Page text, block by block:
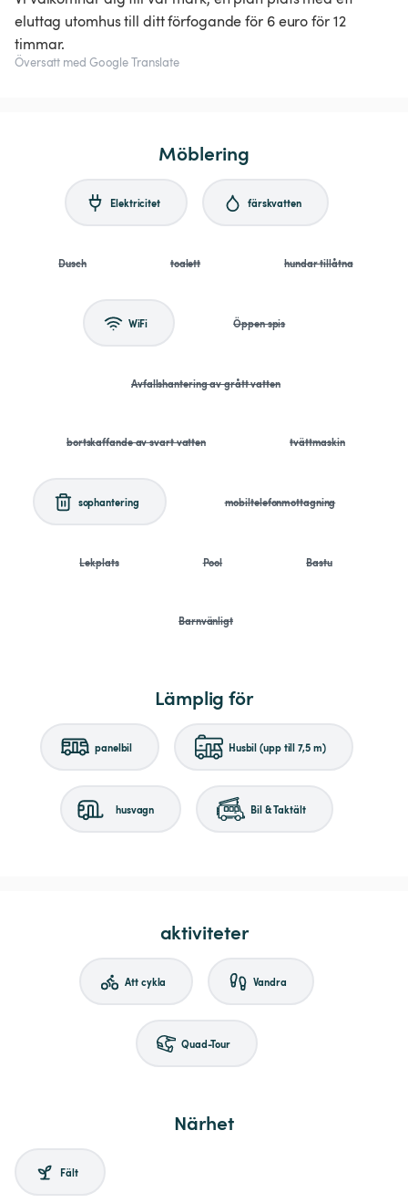
eluttag utomhus till ditt förfogande för 6 euro för 12
timmar.
Översatt med Google Translate
Möblering
Elektricitet färskvatten
Dusch toalett hundar tillåtna
WiFi Öppen spis
Avfallshantering av grått vatten
bortskaffande av svart vatten tvättmaskin
sophantering mobiltelefonmottagning
Lekplats Pool Bastu
Barnvänligt
Lämplig för
panelbil Husbil (upp till 7,5 m)
husvagn Bil & Taktält
aktiviteter
Att cykla Vandra
Quad-Tour
Närhet
Fält